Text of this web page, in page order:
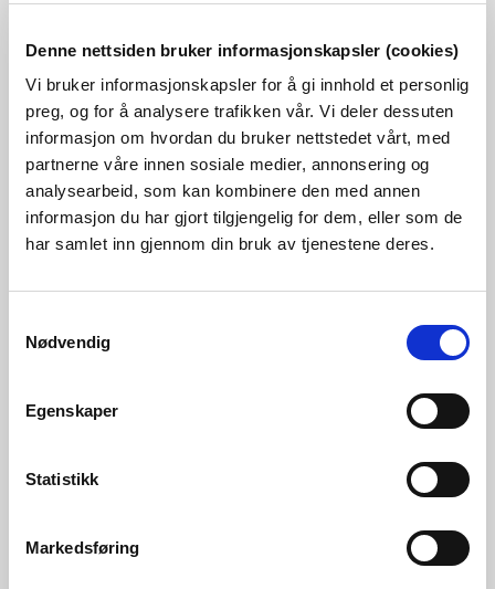
Denne nettsiden bruker informasjonskapsler (cookies)
Vi bruker informasjonskapsler for å gi innhold et personlig
preg, og for å analysere trafikken vår. Vi deler dessuten
informasjon om hvordan du bruker nettstedet vårt, med
partnerne våre innen sosiale medier, annonsering og
analysearbeid, som kan kombinere den med annen
informasjon du har gjort tilgjengelig for dem, eller som de
har samlet inn gjennom din bruk av tjenestene deres.
Nødvendig
Egenskaper
Statistikk
Markedsføring
Les også
Consultation – hedging opportunities in